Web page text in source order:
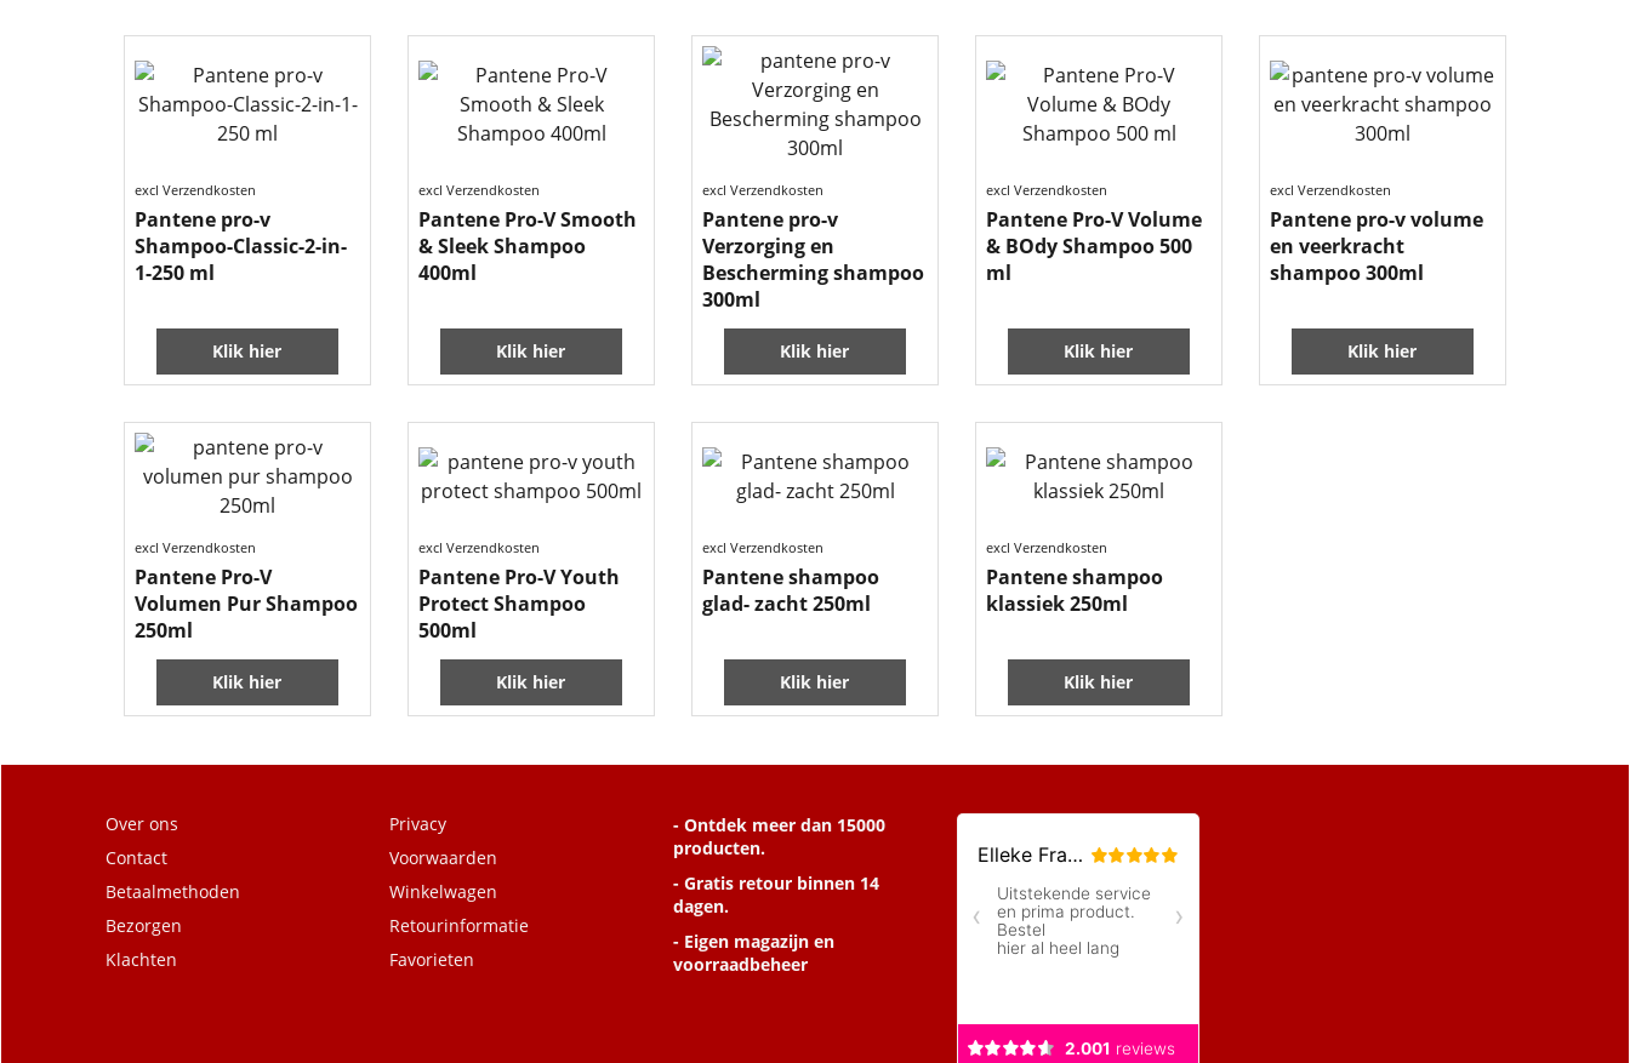
excl Verzendkosten
Pantene pro-v
Shampoo-Classic-2-in-
1-250 ml
Klik hier
excl Verzendkosten
Pantene Pro-V Smooth
& Sleek Shampoo
400ml
Klik hier
excl Verzendkosten
Pantene pro-v
Verzorging en
Bescherming shampoo
300ml
Klik hier
excl Verzendkosten
Pantene Pro-V Volume
& BOdy Shampoo 500
ml
Klik hier
excl Verzendkosten
Pantene pro-v volume
en veerkracht
shampoo 300ml
Klik hier
excl Verzendkosten
Pantene Pro-V
Volumen Pur Shampoo
250ml
Klik hier
excl Verzendkosten
Pantene Pro-V Youth
Protect Shampoo
500ml
Klik hier
excl Verzendkosten
Pantene shampoo
glad- zacht 250ml
Klik hier
excl Verzendkosten
Pantene shampoo
klassiek 250ml
Klik hier
Over ons
Contact
Betaalmethoden
Bezorgen
Klachten
Privacy
Voorwaarden
Winkelwagen
Retourinformatie
Favorieten
- Ontdek meer dan 15000
producten.
- Gratis retour binnen 14
dagen.
- Eigen magazijn en
voorraadbeheer